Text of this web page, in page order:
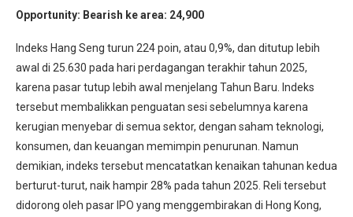
Opportunity: Bearish ke area: 24,900
Indeks Hang Seng turun 224 poin, atau 0,9%, dan ditutup lebih
awal di 25.630 pada hari perdagangan terakhir tahun 2025,
karena pasar tutup lebih awal menjelang Tahun Baru. Indeks
tersebut membalikkan penguatan sesi sebelumnya karena
kerugian menyebar di semua sektor, dengan saham teknologi,
konsumen, dan keuangan memimpin penurunan. Namun
demikian, indeks tersebut mencatatkan kenaikan tahunan kedua
berturut-turut, naik hampir 28% pada tahun 2025. Reli tersebut
didorong oleh pasar IPO yang menggembirakan di Hong Kong,